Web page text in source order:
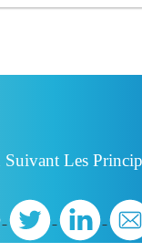
Suivant Les